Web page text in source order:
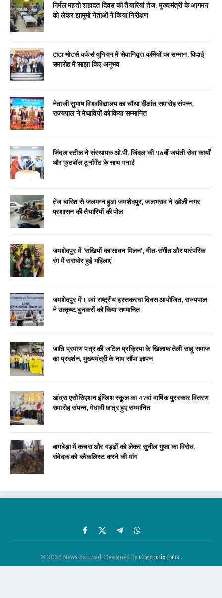
निर्मल महतो शहादत दिवस की तैयारियां तेज, मुख्यमंत्री के आगमन
को लेकर झामुमो नेताओं ने किया निरीक्षण
टाटा मोटर्स वर्कर्स यूनियन में सेवानिवृत्त कर्मियों का सम्मान, विदाई
समारोह में साझा किए अनुभव
नेताजी सुभाष विश्वविद्यालय का चौथा दीक्षांत समारोह संपन्न,
राज्यपाल ने मेधावियों को किया सम्मानित
जिंदल स्टील ने संस्थापक ओ.पी. जिंदल की 96वीं जयंती सेवा कार्यों
और फुटबॉल टूर्नामेंट के साथ मनाई
तेज बारिश से जलमग्न हुआ जमशेदपुर, जलभराव ने खोली नगर
प्रशासन की तैयारियों की पोल
जमशेदपुर में ‘सखियों का सावन मिलन’, गीत-संगीत और पारंपरिक
रंग में सराबोर हुईं महिलाएं
जमशेदपुर में 13वां राष्ट्रीय हस्तकरघा दिवस आयोजित, राज्यपाल
ने उत्कृष्ट बुनकरों को किया सम्मानित
जाति प्रमाण पत्र की जटिल प्रक्रिया के खिलाफ तेली साहू समाज
का प्रदर्शन, मुख्यमंत्री के नाम सौंपा ज्ञापन
आंध्रा एसोसिएशन इंग्लिश स्कूल का 47वां वार्षिक पुरस्कार वितरण
समारोह संपन्न, मेधावी छात्र हुए सम्मानित
बागबेड़ा में कचरा और गड्ढों को लेकर सुनील गुप्ता का विरोध,
संवेदक को ब्लैकलिस्ट करने की मांग
Facebook
X
(Twitter)
TelegramWhatsApp
© 2026 News Samvad. Designed byCryptonix Labs .